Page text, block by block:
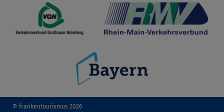
© frankentourismus 2026